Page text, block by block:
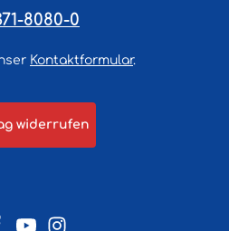
8080-0
Kontaktformular.
widerrufen